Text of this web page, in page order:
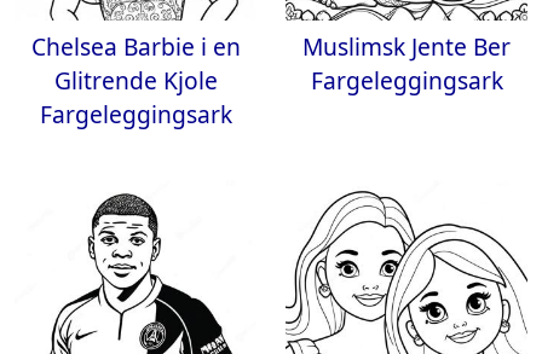
Chelsea Barbie i en
Glitrende Kjole
Fargeleggingsark
Muslimsk Jente Ber
Fargeleggingsark